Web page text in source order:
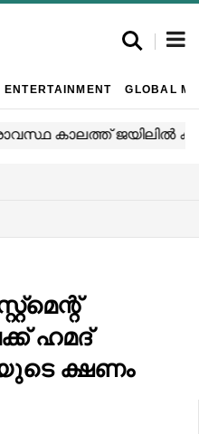
ENTERTAINMENT GLOBAL
ഹമദ്
ക്ഷണം